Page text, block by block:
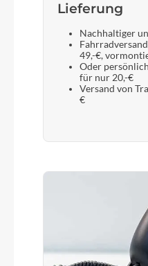
Leichte
Anodisierte Alu-
Lieferung
Nachhaltiger
49,-€,
Oder
für nur 20,-€
Versand von
€